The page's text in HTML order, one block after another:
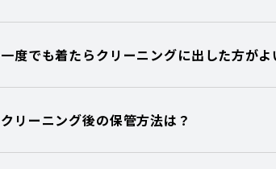
一度でも着たらクリーニングに出した方がよ
クリーニング後の保管方法は？